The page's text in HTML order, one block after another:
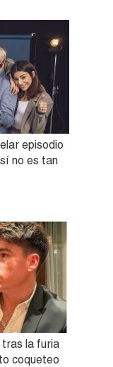
episodio
no es tan
tras la furia
coqueteo